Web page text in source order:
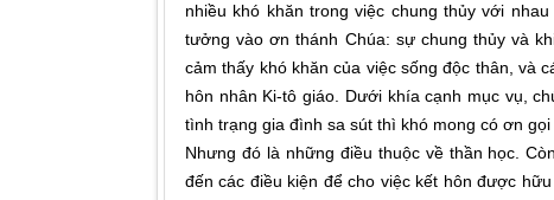
nhiều khó khăn trong việc chung thủy với
tưởng vào ơn thánh Chúa: sự chung thủy và
cảm thấy khó khăn của việc sống độc thân, và
hôn nhân Ki-tô giáo. Dưới khía cạnh mục vụ,
tình trạng gia đình sa sút thì khó mong có ơn gọi
Nhưng đó là những điều thuộc về thần học.
đến các điều kiện để cho việc kết hôn được